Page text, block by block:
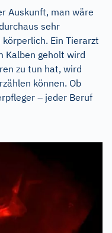
Auskunft, man wäre
sehr
Ein Tierarzt
Kalben geholt wird
zu tun hat, wird
können. Ob
– jeder Beruf